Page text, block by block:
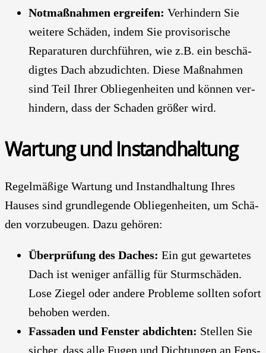
Not­maß­nah­men ergrei­fen: Ver­hin­dern Sie
wei­te­re Schä­den, indem Sie pro­vi­so­ri­sche
Repa­ra­tu­ren durch­füh­ren, wie z.B. ein beschä­
dig­tes Dach abzu­dich­ten. Die­se Maß­nah­men
sind Teil Ihrer Oblie­gen­hei­ten und kön­nen ver­
hin­dern, dass der Scha­den grö­ßer wird.
War­tung und Instand­hal­tung
Regel­mä­ßi­ge War­tung und Instand­hal­tung Ihres
Hau­ses sind grund­le­gen­de Oblie­gen­hei­ten, um Schä­
den vor­zu­beu­gen. Dazu gehö­ren:
Über­prü­fung des Daches: Ein gut gewar­te­tes
Dach ist weni­ger anfäl­lig für Sturm­schä­den.
Lose Zie­gel oder ande­re Pro­ble­me soll­ten sofort
beho­ben wer­den.
Fas­sa­den und Fens­ter abdich­ten: Stel­len Sie
sicher, dass alle Fugen und Dich­tun­gen an Fens­